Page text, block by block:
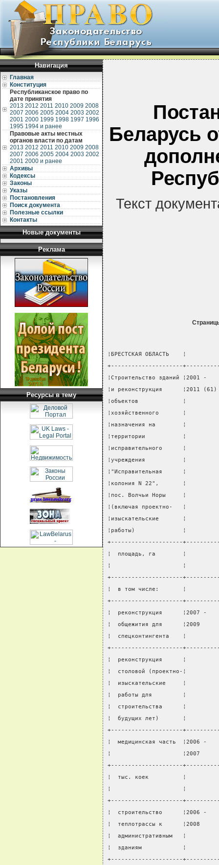
Навигация
Главная
Конституция
Республиканское право по
дате принятия
2013 2012 2011 2010 2009 2008
2007 2006 2005 2004 2003 2002
2001 2000 1999 1998 1997 1996
1995 1994 и ранее
Правовые акты местных
органов власти по датам
2013 2012 2011 2010 2009 2008
2007 2006 2005 2004 2003 2002
2001 2000 и ранее
Архивы
Кодексы
Законы
Указы
Постановления
Поиск документа
Полезные ссылки
Контакты
Новые документы
Реклама
Ресурсы в тему
Беларусь
Текст
¦БРЕСТСКАЯ ОБЛАСТЬ    ¦
+---------------------
¦Строительство
¦и реконструкция
¦объектов             ¦
¦хозяйственного
¦назначения на
¦территории           ¦
¦исправительного
¦учреждения           ¦
¦"Исправительная
¦колония N 22",       ¦
¦пос. Волчьи Норы
¦(включая проектно-
¦изыскательские
¦работы)              ¦
+---------------------
¦  площадь, га        ¦
¦                     ¦
+---------------------
¦  в том числе:       ¦
+---------------------
¦  реконструкция
¦  общежития для
¦  спецконтингента
+---------------------
¦  реконструкция      ¦
¦  столовой
¦  изыскательские
¦  работы для         ¦
¦  строительства
¦  будущих лет)       ¦
+---------------------
¦  медицинская часть
¦                     ¦2007
+---------------------
¦  тыс. коек          ¦
¦                     ¦
+---------------------
¦  строительство
¦  теплотрассы к
¦  административным
¦  зданиям            ¦
+---------------------